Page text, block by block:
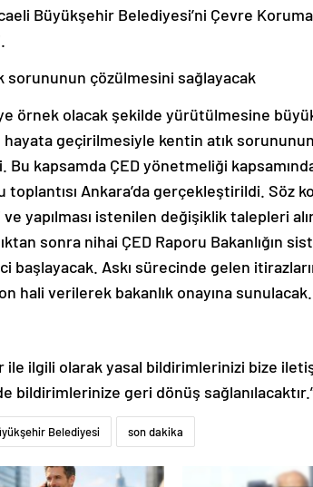
Büyükşehir Belediyesi’ni Çevre
sorununun çözülmesini sağlayacak
örnek olacak şekilde yürütülmesine
geçirilmesiyle kentin atık sorununun
Bu kapsamda ÇED yönetmeliği
Ankara’da gerçekleştirildi. Söz
yapılması istenilen değişiklik talepleri
sonra nihai ÇED Raporu Bakanlığın
başlayacak. Askı sürecinde gelen
verilerek bakanlık onayına sunulacak.
ile ilgili olarak yasal bildirimlerinizi bize
bildirimlerinize geri dönüş
Belediyesi son dakika